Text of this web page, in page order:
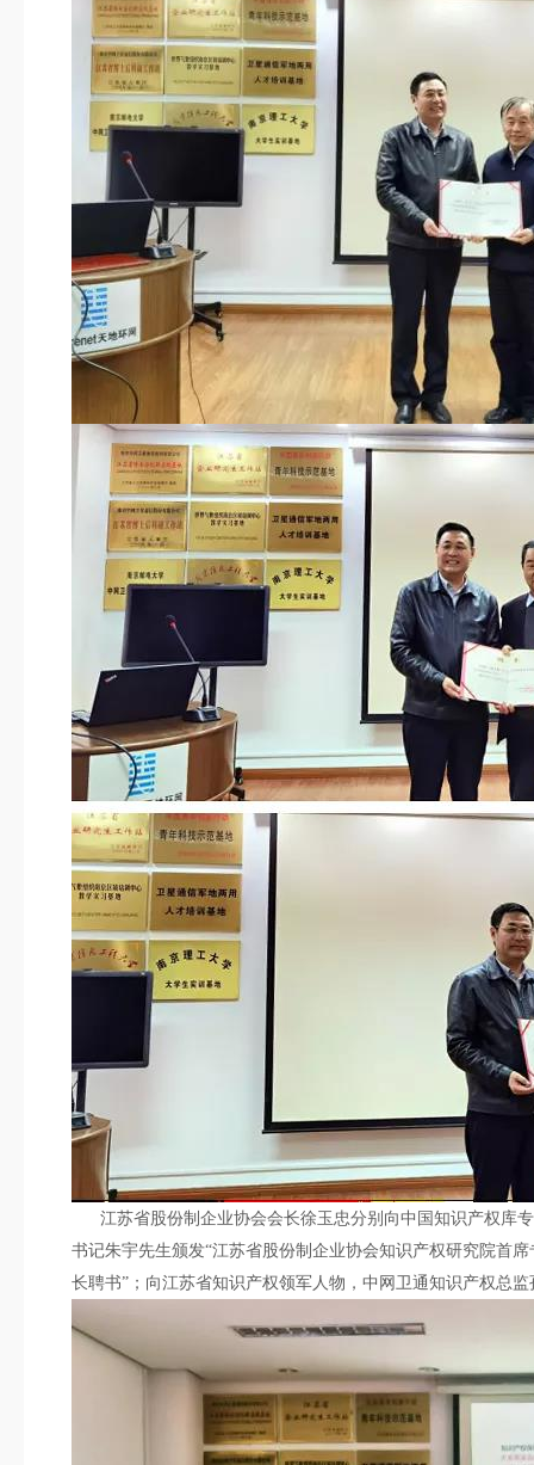
江苏省股份制企业协会会长徐玉忠分别向中国知识产权库
书记朱宇先生颁发“江苏省股份制企业协会知识产权研究院首
长聘书”；向江苏省知识产权领军人物，中网卫通知识产权总